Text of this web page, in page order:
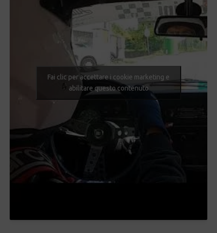
Fai clic per accettare i cookie marketing e
abilitare questo contenuto